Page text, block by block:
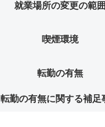
就業場所の変更の範囲
喫煙環境
転勤の有無
転勤の有無に関する補足